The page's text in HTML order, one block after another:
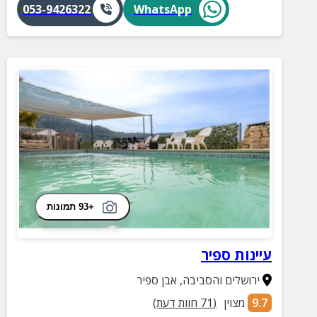
WhatsApp
053-9426322
+93 תמונות
עיינות ספיר
ירושלים והסביבה, אבן ספיר
9.7 מצוין (
71 חוות דעת)